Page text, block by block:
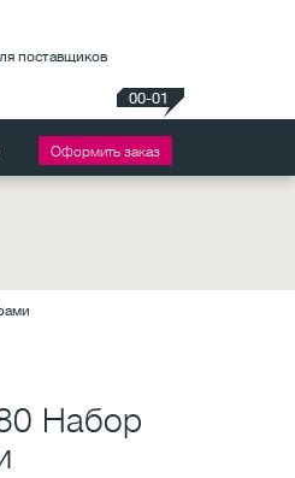
поставщиков
00-01
Оформить заказ
Набор